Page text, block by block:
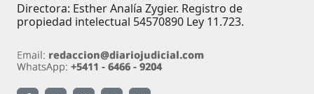
Directora: Esther Analía Zygier. Registro de
propiedad intelectual 54570890 Ley 11.723.